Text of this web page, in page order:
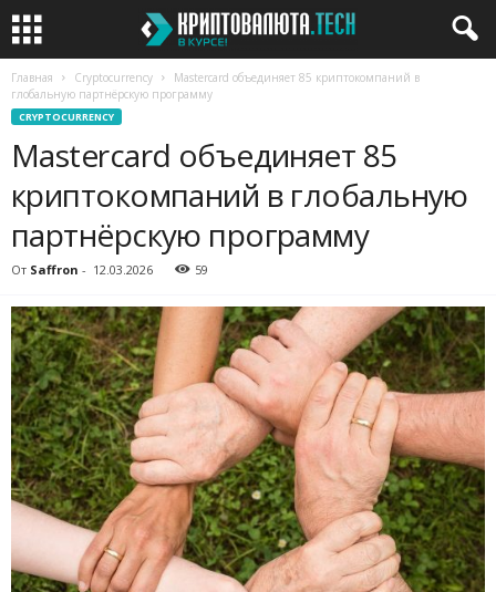
Главная Cryptocurrency
Mastercard объединяет 85 криптокомпаний в
глобальную партнёрскую программу
CRYPTOCURRENCY
Mastercard объединяет 85
криптокомпаний в глобальную
партнёрскую программу
От Saffron - 12.03.2026 59